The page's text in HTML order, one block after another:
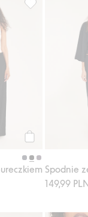
marszczeniem,
Spodnie ze
Spodnie
149,99